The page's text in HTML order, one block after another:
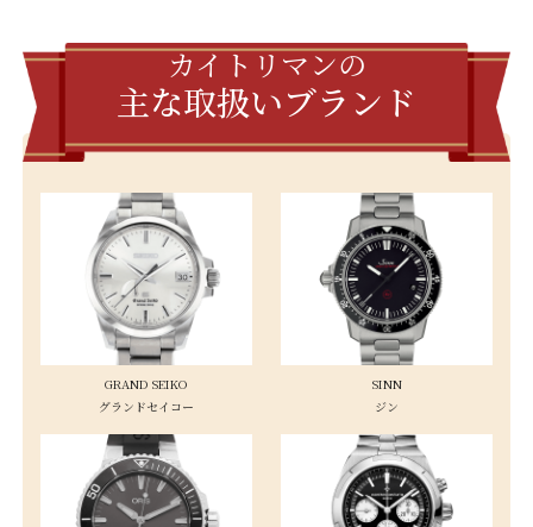
カイトリマンの
主な取扱いブランド
GRAND SEIKO
グランドセイコー
SINN
ジン